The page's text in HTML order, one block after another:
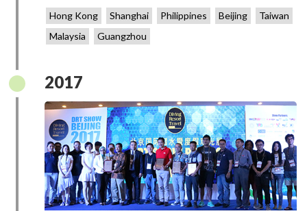
Hong Kong Shanghai Philippines Beijing
Taiwan
Malaysia
Guangzhou
2017